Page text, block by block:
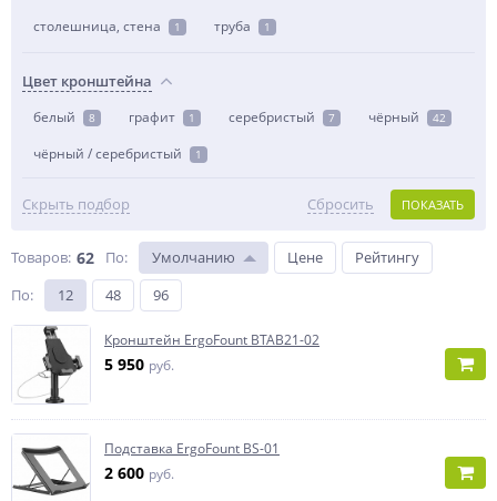
столешница, стена 1 труба 1
Цвет кронштейна
белый 8 графит 1 серебристый 7 чёрный 42
чёрный / серебристый 1
Скрыть подбор ПОКАЗАТЬ
Сбросить
Товаров: 62 По: Умолчанию Цене
Рейтингу
По: 12 48 96
Кронштейн ErgoFount BTAB21-02
5 950 руб.
Подставка ErgoFount BS-01
2 600 руб.